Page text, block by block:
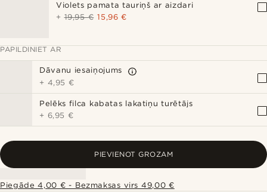
Violets pamata tauriņš ar aizdari
+19,95 € 15,96 €
PAPILDINIET AR
Dāvanu iesaiņojums
+ 4,95 €
Pelēks filca kabatas lakatiņu turētājs
+ 6,95 €
PIEVIENOT GROZAM
Piegāde 4,00 € - Bezmaksas virs 49,00 €